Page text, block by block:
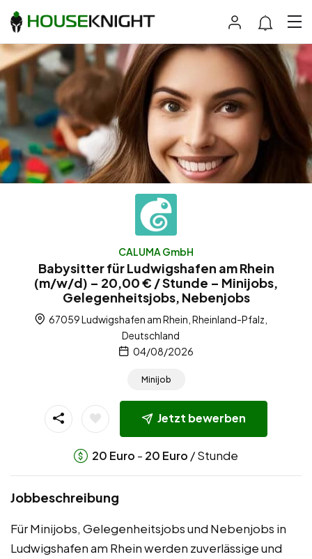
CALUMA GmbH
Babysitter für Ludwigshafen am Rhein
(m/w/d) – 20,00 € / Stunde – Minijobs,
Gelegenheitsjobs, Nebenjobs
67059 Ludwigshafen am Rhein, Rheinland-Pfalz,
Deutschland
04/08/2026
Minijob
Jetzt bewerben
20 Euro - 20 Euro / Stunde
Jobbeschreibung
Für Minijobs, Gelegenheitsjobs und Nebenjobs in
Ludwigshafen am Rhein werden zuverlässige und